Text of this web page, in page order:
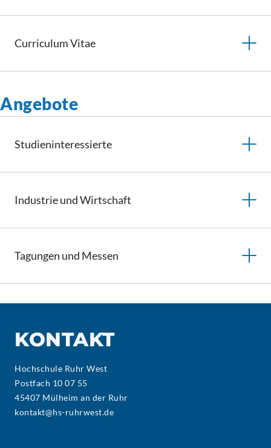
CurriculumVitae
Angebote
Studieninteressierte
Industrie und Wirtschaft
Tagungen und Messen
KONTAKT
Hochschule Ruhr West
Postfach 10 07 55
45407 Mülheim an der Ruhr
kontakt@hs-ruhrwest.de